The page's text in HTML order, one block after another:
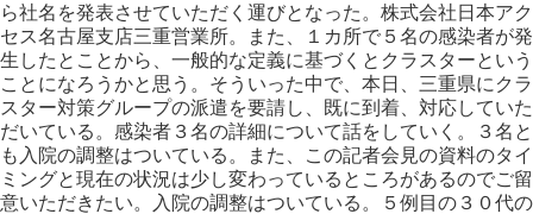
ら社名を発表させていただく運びとなった。株式会社日本アク
セス名古屋支店三重営業所。また、１カ所で５名の感染者が発
生したとことから、一般的な定義に基づくとクラスターという
ことになろうかと思う。そういった中で、本日、三重県にクラ
スター対策グループの派遣を要請し、既に到着、対応していた
だいている。感染者３名の詳細について話をしていく。３名と
も入院の調整はついている。また、この記者会見の資料のタイ
ミングと現在の状況は少し変わっているところがあるのでご留
意いただきたい。入院の調整はついている。５例目の３０代の